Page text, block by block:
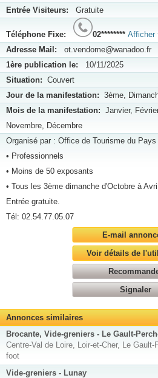
Entrée Visiteurs: Gratuite
Téléphone Fixe: 02******** Afficher
Adresse Mail: ot.vendome@wanadoo.fr
1ère publication le: 10/11/2025
Situation: Couvert
Jour de la manifestation: 3ème,
Mois de la manifestation: Janvier,
Novembre, Décembre
Organisé par : Office de Tourisme du Pays
• Professionnels
• Moins de 50 exposants
• Tous les 3ème dimanche d'Octobre à
Entrée gratuite.
Tél: 02.54.77.05.07
E-mail
Voir détails de
Signaler
Annonces similaires
Brocante, Vide-greniers - Le Gault-
Centre-Val de Loire, Loir-et-Cher, Le
foot
Vide-greniers - Lunay